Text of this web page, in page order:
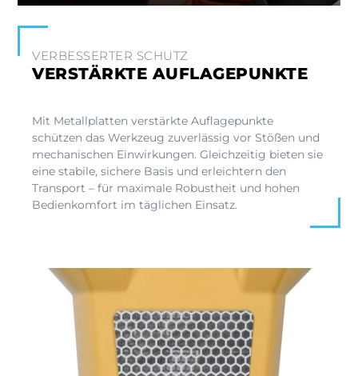
VERBESSERTER SCHUTZ
VERSTÄRKTE AUFLAGEPUNKTE
Mit Metallplatten verstärkte Auflagepunkte
schützen das Werkzeug zuverlässig vor Stößen und
mechanischen Einwirkungen. Gleichzeitig bieten sie
eine stabile, sichere Basis und erleichtern den
Transport – für maximale Robustheit und hohen
Bedienkomfort im täglichen Einsatz.